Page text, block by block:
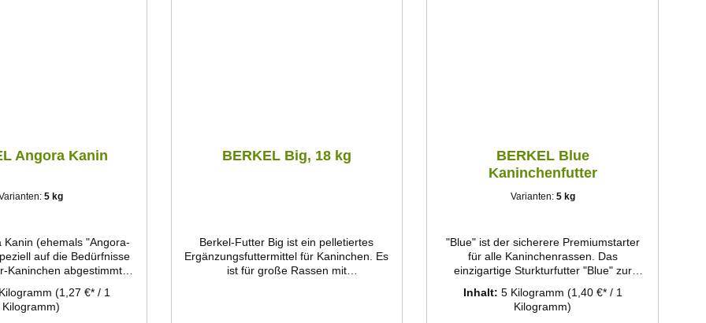
Angora Kanin
5 kg
Kanin (ehemals "Angora-
auf die Bedürfnisse
Kaninchen abgestimmt.
gewährleisten maximale
und -Qualität.
(1,27 €* / 1
Kilogramm)
BERKEL Big, 18 kg
Berkel-Futter Big ist ein pelletiertes
Ergänzungsfuttermittel für Kaninchen. Es
ist für große Rassen mit
BERKEL Blue
Kaninchenfutter
Varianten: 5 kg
"Blue" ist der sicherere Premiumstarter
für alle Kaninchenrassen. Das
einzigartige Sturkturfutter "Blue" zur
der kritischen Phasen. Mit dem
modernen Schrotverfahren werden die
Inhalt: 5 Kilogramm (1,40 €* / 1
Kilogramm)